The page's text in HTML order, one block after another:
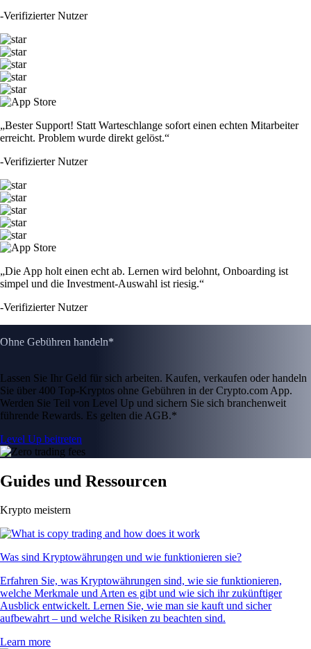
-Verifizierter Nutzer
„Bester Support! Statt Warteschlange sofort einen echten Mitarbeiter
erreicht. Problem wurde direkt gelöst.“
-Verifizierter Nutzer
„Die App holt einen echt ab. Lernen wird belohnt, Onboarding ist
simpel und die Investment-Auswahl ist riesig.“
-Verifizierter Nutzer
Ohne Gebühren handeln*
Lassen Sie Ihr Geld für sich arbeiten. Kaufen, verkaufen oder handeln
Sie über 400 Top-Kryptos ohne Gebühren in der Crypto.com App.
Werden Sie Teil von Level Up und sichern Sie sich branchenweit
führende Rewards. Es gelten die AGB.*
Level Up beitreten
Guides und Ressourcen
Krypto meistern
Was sind Kryptowährungen und wie funktionieren sie?
Erfahren Sie, was Kryptowährungen sind, wie sie funktionieren,
welche Merkmale und Arten es gibt und wie sich ihr zukünftiger
Ausblick entwickelt. Lernen Sie, wie man sie kauft und sicher
aufbewahrt – und welche Risiken zu beachten sind.
Learn more